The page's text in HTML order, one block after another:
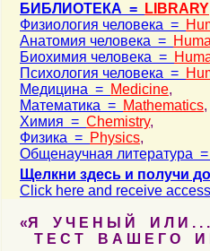
БИБЛИОТЕКА =
LIBRARY
Физиология человека =
Анатомия человека =
Биохимия человека =
Психология человека =
Медицина = Medicine,
Математика = Mathematics,
Химия = Chemistry,
Физика = Physics,
Общенаучная литература =
Щелкни здесь и получи
Click here and receive
«Я У Ч Е Н Ы Й И Л И . .
Т Е С Т В А Ш Е Г О И Н